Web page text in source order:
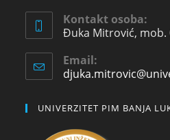
Kontakt osoba:
Đuka Mitrović, mob.
Email:
UNIVERZITET PIM BANJA